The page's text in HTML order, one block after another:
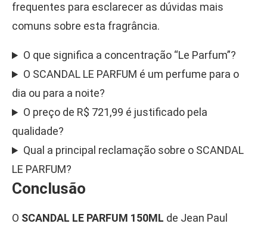
frequentes para esclarecer as dúvidas mais
comuns sobre esta fragrância.
O que significa a concentração “Le Parfum”?
O SCANDAL LE PARFUM é um perfume para o
dia ou para a noite?
O preço de R$ 721,99 é justificado pela
qualidade?
Qual a principal reclamação sobre o SCANDAL
LE PARFUM?
Conclusão
O SCANDAL LE PARFUM 150ML de Jean Paul